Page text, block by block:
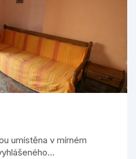
umístěna v mírném